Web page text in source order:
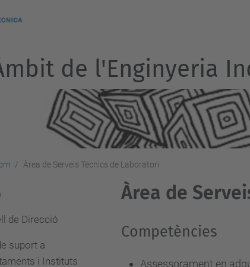
de l'Enginyeria
Àrea de Serveis Tècnics de Laboratori
Àrea de
Competències
Assessorament en
de Direcció
suport a
i Instituts